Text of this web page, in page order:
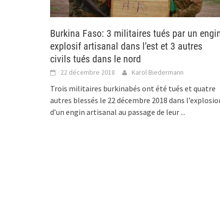
Burkina Faso: 3 militaires tués par un
explosif artisanal dans l’est et 3 autres
civils tués dans le nord
22 décembre 2018 Karol Biedermann
Trois militaires burkinabés ont été tués et quatre
autres blessés le 22 décembre 2018 dans
d’un engin artisanal au passage de leur...